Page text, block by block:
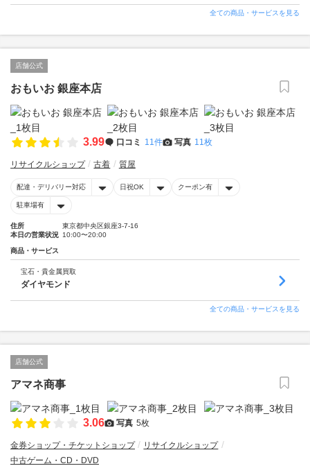
全ての商品・サービスを見る
店舗公式
おもいお 銀座本店
3.99 口コミ 11件 写真 11枚
リサイクルショップ 古着 質屋
配達・デリバリー対応 日祝OK クーポン有
駐車場有
住所
東京都中央区銀座3-7-16
本日の営業状況 10:00〜20:00
商品・サービス
宝石・貴金属買取
ダイヤモンド
全ての商品・サービスを見る
店舗公式
アマネ商事
3.06 写真 5枚
金券ショップ・チケットショップ
リサイクルショップ
中古ゲーム・CD・DVD